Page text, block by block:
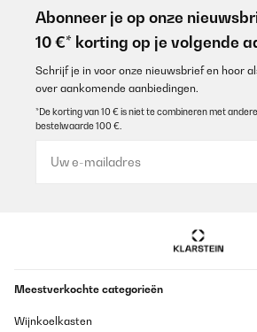
Abonneer je op onze
10 €* korting op je volgende
Schrijf je in voor onze nieuwsbrief en hoor
over aankomende aanbiedingen.
*De korting van 10 € is niet te combineren met
bestelwaarde 100 €.
Meestverkochte categorieën
Wijnkoelkasten